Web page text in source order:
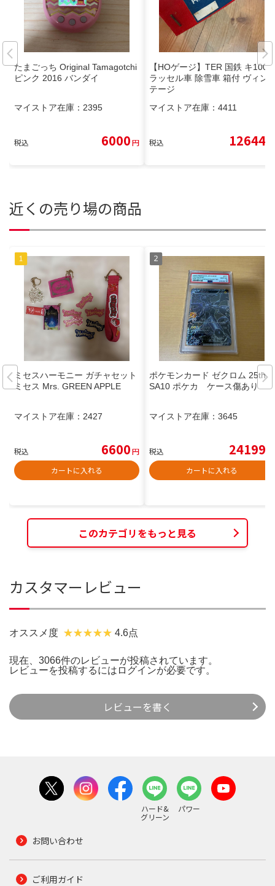
たまごっち Original Tamagotchi
ピンク 2016 バンダイ
マイストア在庫： 2395
税込 6000円
【HOゲージ】TER 国鉄 キ100
ラッセル車 除雪車 箱付 ヴィン
テージ
マイストア在庫： 4411
税込 12644
近くの売り場の商品
ミセスハーモニー ガチャセット
ミセス Mrs. GREEN APPLE
マイストア在庫： 2427
税込 6600円
カートに入れる
ポケモンカード ゼクロム 25th P
SA10 ポケカ ケース傷あり
マイストア在庫： 3645
税込 24199
カートに入れる
このカテゴリをもっと見る
カスタマーレビュー
オススメ度 4.6点
現在、3066件のレビューが投稿されています。
レビューを投稿するには ログインが必要です。
レビューを書く
ハード&
グリーン
パワー
お問い合わせ
ご利用ガイド